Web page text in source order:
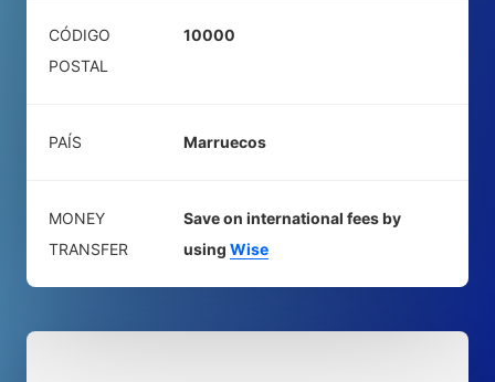
CÓDIGO
POSTAL
10000
PAÍS Marruecos
MONEY
TRANSFER
Save on international fees by
using Wise